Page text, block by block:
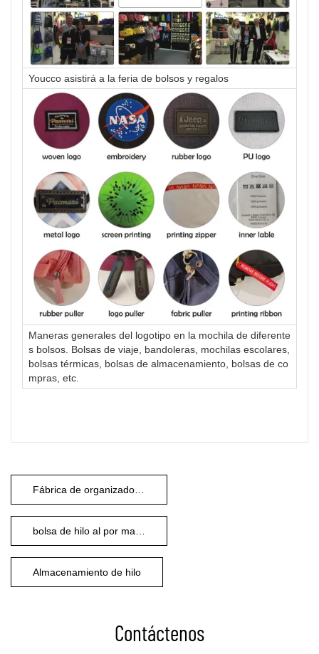
Youcco asistirá a la feria de bolsos y regalos
Maneras generales del logotipo en la mochila de diferente
s bolsos. Bolsas de viaje, bandoleras, mochilas escolares,
bolsas térmicas, bolsas de almacenamiento, bolsas de co
mpras, etc.
Almacenamiento de hilo
Contáctenos